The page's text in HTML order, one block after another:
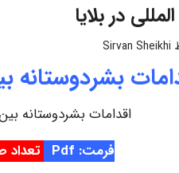
در بلایا
Sirvan Sheikhi
بشردوستانه
اقدامات بشردوستانه بین
فرمت: Pdf
تعداد